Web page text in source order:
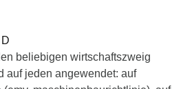
beliebigen wirtschaftszweig
auf jeden angewendet: auf